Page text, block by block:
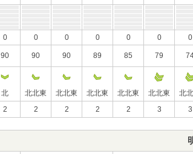
0 0 0 0 0 0 0
90 90 90 89 85 79
北 北北東 北北東 北北東 北北東 北北東 北
2 2 2 2 2 3 3